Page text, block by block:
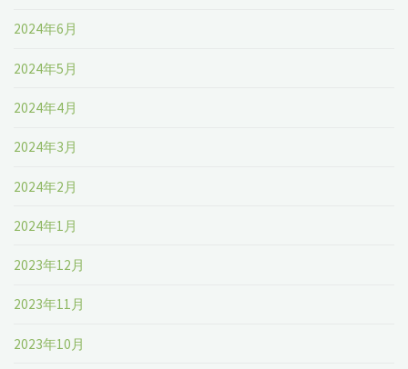
2024年6月
2024年5月
2024年4月
2024年3月
2024年2月
2024年1月
2023年12月
2023年11月
2023年10月